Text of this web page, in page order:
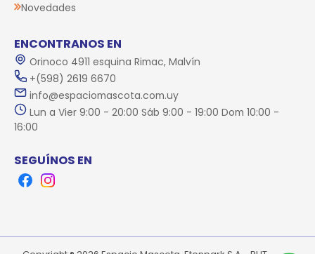
Novedades
ENCONTRANOS EN
Orinoco 4911 esquina Rimac, Malvín
+(598) 2619 6670
info@espaciomascota.com.uy
Lun a Vier 9:00 - 20:00 Sáb 9:00 - 19:00 Dom 10:00 -
16:00
SEGUÍNOS EN
FacebookInstagram